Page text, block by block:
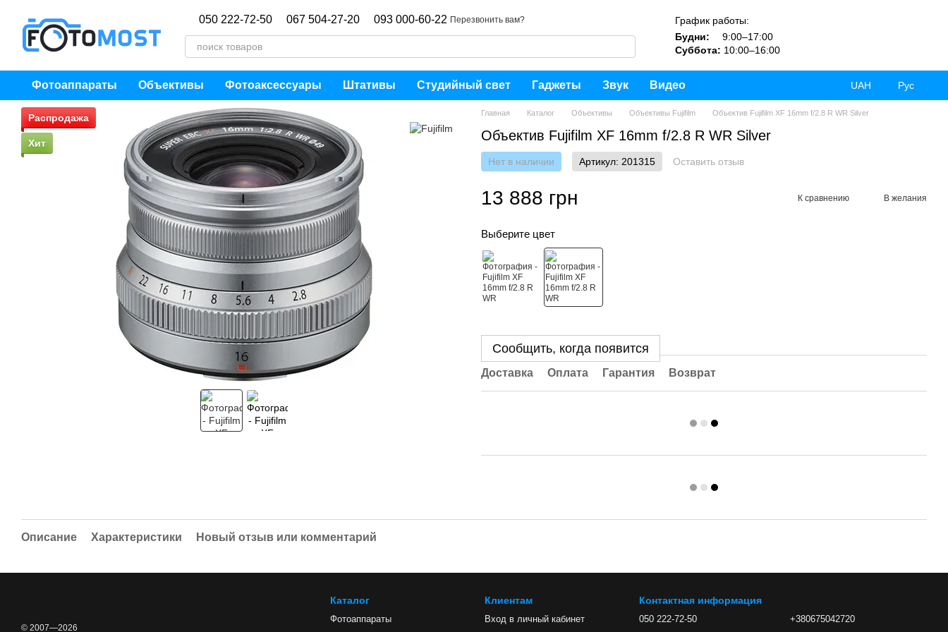
050 222-72-50 067 504-27-20 093 000-60-22 Перезвонить вам?
График работы:
Будни:
9:00–17:00
Суббота: 10:00–16:00
Фотоаппараты Объективы Фотоаксессуары Штативы Студийный свет Гаджеты Звук Видео UAH Рус
Распродажа
Хит
Главная Каталог Объективы Объективы Fujifilm Объектив Fujifilm XF 16mm f/2.8 R WR Silver
Объектив Fujifilm XF 16mm f/2.8 R WR Silver
Нет в наличии Артикул: 201315 Оставить отзыв
13 888 грн К сравнению В желания
Выберите цвет
Сообщить, когда появится
Доставка Оплата Гарантия Возврат
Описание Характеристики Новый отзыв или комментарий
© 2007—2026
Каталог
Фотоаппараты
Клиентам
Вход в личный кабинет
Контактная информация
050 222-72-50 +380675042720